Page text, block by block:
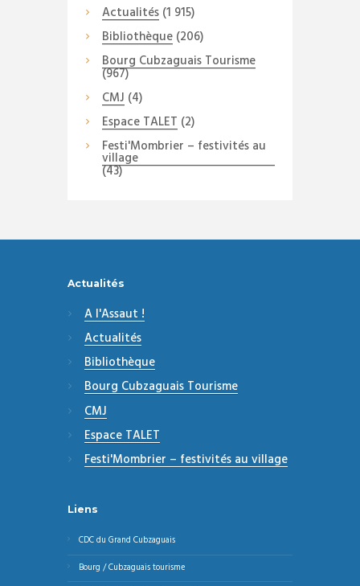
Actualités(1 915)
Bibliothèque(206)
Bourg Cubzaguais Tourisme
(967)
CMJ (4)
Espace TALET (2)
Festi'Mombrier – festivités au
village
(43)
Actualités
A l'Assaut !
Actualités
Bibliothèque
Bourg Cubzaguais Tourisme
CMJ
Espace TALET
Festi'Mombrier – festivités au village
Liens
CDC du Grand Cubzaguais
Bourg / Cubzaguais tourisme